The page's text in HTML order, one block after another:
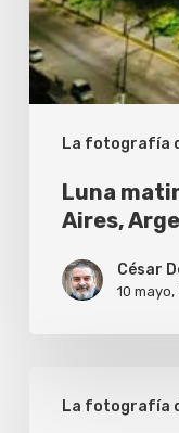
La fotografía
Luna
Aires,
César
10 mayo,
La fotografía